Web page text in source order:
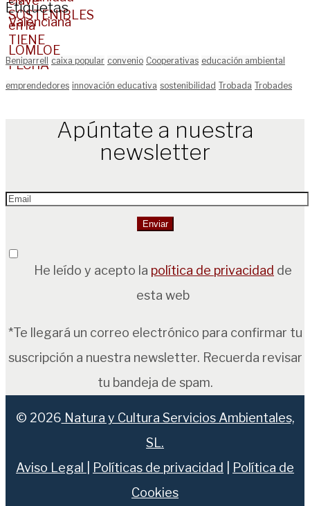
Etiquetas
Beniparrell caixa popular convenio Cooperativas educación ambiental
emprendedores innovación educativa sostenibilidad Trobada Trobades
Apúntate a nuestra
newsletter
He leído y acepto la política de privacidad de
esta web
*Te llegará un correo electrónico para confirmar tu
suscripción a nuestra newsletter. Recuerda revisar
tu bandeja de spam.
© 2026 Natura y Cultura Servicios Ambientales,
SL.
Aviso Legal
Políticas de privacidad
Política de
Cookies